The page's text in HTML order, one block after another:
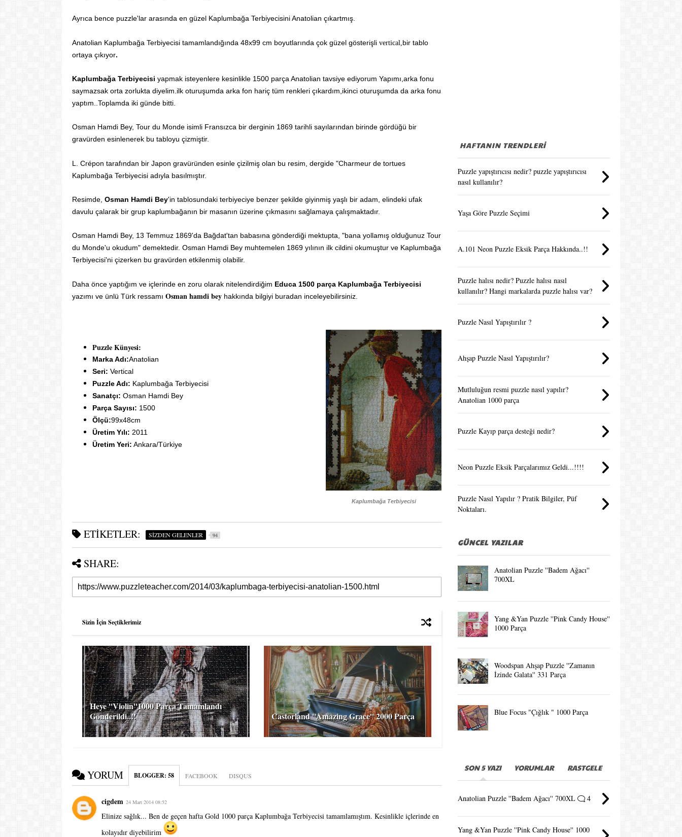
Ayrıca bence puzzle'lar arasında en güzel Kaplumbağa Terbiyecisini Anatolian çıkartmış.
Anatolian Kaplumbağa Terbiyecisi tamamlandığında 48x99 cm boyutlarında çok güzel gösterişli vertical, bir tablo
ortaya çıkıyor.
Kaplumbağa Terbiyecisi yapmak isteyenlere kesinlikle 1500 parça Anatolian tavsiye ediyorum Yapımı,arka fonu
saymazsak orta zorlukta diyelim.ilk oturuşumda arka fon hariç tüm renkleri çıkardım,ikinci oturuşumda da arka fonu
yaptım..Toplamda iki günde bitti.
Osman Hamdi Bey, Tour du Monde isimli Fransızca bir derginin 1869 tarihli sayılarından birinde gördüğü bir
gravürden esinlenerek bu tabloyu çizmiştir.
L. Crépon tarafından bir Japon gravüründen esinle çizilmiş olan bu resim, dergide "Charmeur de tortues
Kaplumbağa Terbiyecisi adıyla basılmıştır.
Resimde, Osman Hamdi Bey'in tablosundaki terbiyeciye benzer şekilde giyinmiş yaşlı bir adam, elindeki ufak
davulu çalarak bir grup kaplumbağanın bir masanın üzerine çıkmasını sağlamaya çalışmaktadır.
Osman Hamdi Bey, 13 Temmuz 1869'da Bağdat'tan babasına gönderdiği mektupta, "bana yollamış olduğunuz Tour
du Monde'u okudum" demektedir. Osman Hamdi Bey muhtemelen 1869 yılının ilk cildini okumuştur ve Kaplumbağa
Terbiyecisi'ni çizerken bu gravürden etkilenmiş olabilir.
Daha önce yaptığım ve içlerinde en zoru olarak nitelendirdiğim Educa 1500 parça Kaplumbağa Terbiyecisi
yazımı ve ünlü Türk ressamı Osman hamdi bey hakkında bilgiyi buradan inceleyebilirsiniz.
Kaplumbağa Terbiyecisi
Puzzle Künyesi:
Marka Adı:Anatolian
Seri: Vertical
Puzzle Adı: Kaplumbağa Terbiyecisi
Sanatçı: Osman Hamdi Bey
Parça Sayısı: 1500
Ölçü:99x48cm
Üretim Yılı: 2011
Üretim Yeri: Ankara/Türkiye
ETIKETLER: SİZDEN GELENLER 94
SHARE:
Sizin İçin Seçtiklerimiz
Heye ''Violin''1000 Parça Tamamlandı
Gönderildi..!!
Castorland ''Amazing Grace'' 2000 Parça
YORUM BLOGGER: 58 FACEBOOK DISQUS
cigdem 24 Mart 2014 08:52
Elinize sağlık... Ben de geçen hafta Gold 1000 parça Kaplumbağa Terbiyecisi tamamlamıştım. Kesinlikle içlerinde en
kolayıdır diyebilirim
HAFTANIN TRENDLERİ
Puzzle yapıştırıcısı nedir? puzzle yapıştırıcısı
nasıl kullanılır?
Yaşa Göre Puzzle Seçimi
A.101 Neon Puzzle Eksik Parça Hakkında..!!
Puzzle halısı nedir? Puzzle halısı nasıl
kullanılır? Hangi markalarda puzzle halısı var?
Puzzle Nasıl Yapıştırılır ?
Ahşap Puzzle Nasıl Yapıştırılır?
Mutluluğun resmi puzzle nasıl yapılır?
Anatolian 1000 parça
Puzzle Kayıp parça desteği nedir?
Neon Puzzle Eksik Parçalarımız Geldi...!!!!
Puzzle Nasıl Yapılır ? Pratik Bilgiler, Püf
Noktaları.
GÜNCEL YAZILAR
Anatolian Puzzle ''Badem Ağacı''
700XL
Yang &Yan Puzzle ''Pink Candy House''
1000 Parça
Woodspan Ahşap Puzzle ''Zamanın
İzinde Galata'' 331 Parça
Blue Focus "Çığlık " 1000 Parça
SON 5 YAZI YORUMLAR RASTGELE
Anatolian Puzzle ''Badem Ağacı'' 700XL 4
Yang &Yan Puzzle ''Pink Candy House'' 1000